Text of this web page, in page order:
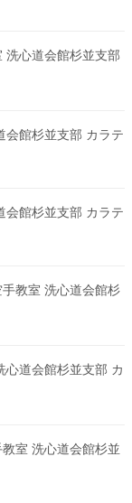
洗心道会館杉並支部
会館杉並支部 カラテ
会館杉並支部 カラテ
教室 洗心道会館杉
心道会館杉並支部 カ
室 洗心道会館杉並